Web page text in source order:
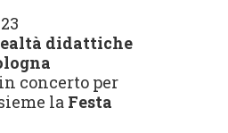
didattiche
concerto per
la Festa